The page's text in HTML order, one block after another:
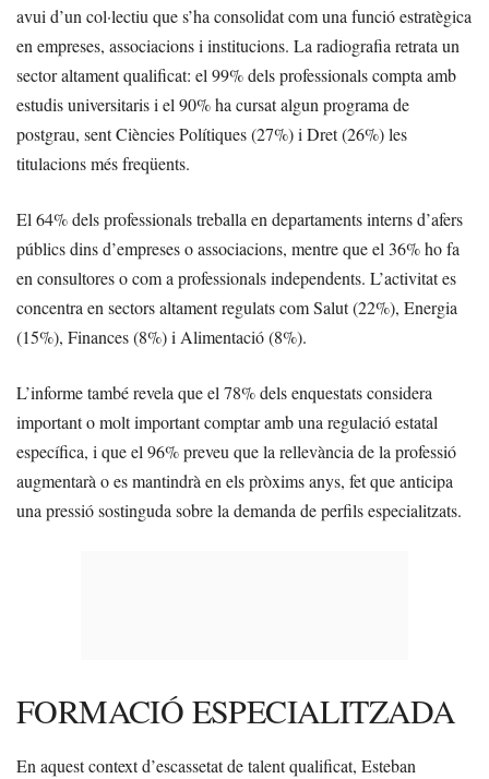
avui d’un col·lectiu que s’ha consolidat com una funció estratègica
en empreses, associacions i institucions. La radiografia retrata un
sector altament qualificat: el 99% dels professionals compta amb
estudis universitaris i el 90% ha cursat algun programa de
postgrau, sent Ciències Polítiques (27%) i Dret (26%) les
titulacions més freqüents.
El 64% dels professionals treballa en departaments interns d’afers
públics dins d’empreses o associacions, mentre que el 36% ho fa
en consultores o com a professionals independents. L’activitat es
concentra en sectors altament regulats com Salut (22%), Energia
(15%), Finances (8%) i Alimentació (8%).
L’informe també revela que el 78% dels enquestats considera
important o molt important comptar amb una regulació estatal
específica, i que el 96% preveu que la rellevància de la professió
augmentarà o es mantindrà en els pròxims anys, fet que anticipa
una pressió sostinguda sobre la demanda de perfils especialitzats.
FORMACIÓ ESPECIALITZADA
En aquest context d’escassetat de talent qualificat, Esteban